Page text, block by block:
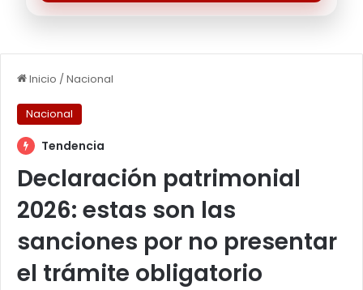
Inicio /Nacional
Nacional
Tendencia
Declaración patrimonial
2026: estas son las
sanciones por no presentar
el trámite obligatorio